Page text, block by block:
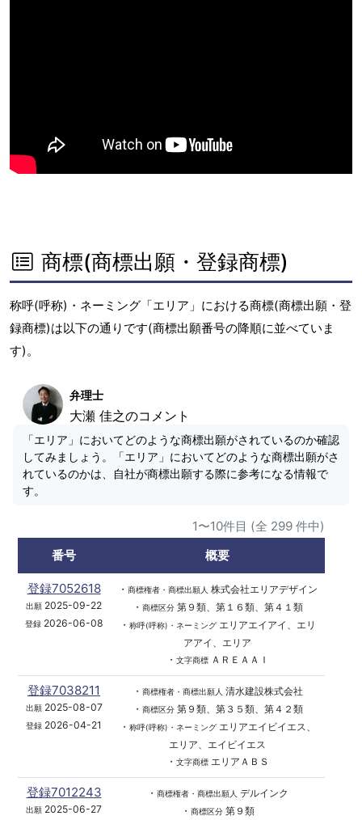
商標(商標出願・登録商標)
称呼(呼称)・ネーミング「エリア」における商標(商標出願・登
録商標)は以下の通りです(商標出願番号の降順に並べていま
す)。
弁理士
大瀬 佳之のコメント
「エリア」においてどのような商標出願がされているのか確認
してみましょう。「エリア」においてどのような商標出願がさ
れているのかは、自社が商標出願する際に参考になる情報で
す。
1〜10件目 (全 299 件中)
番号
概要
登録7052618
出願 2025-09-22
登録2026-06-08
・ 商標権者・商標出願人 株式会社エリアデザイン
・ 商標区分第９類、第１６類、第４１類
・ 称呼(呼称)・ネーミングエリアエイアイ、エリ
アアイ、エリア
・ 文字商標ＡＲＥＡＡＩ
登録7038211
出願2025-08-07
登録 2026-04-21
・ 商標権者・商標出願人 清水建設株式会社
・ 商標区分第９類、第３５類、第４２類
・ 称呼(呼称)・ネーミングエリアエイビイエス、
エリア、エイビイエス
・ 文字商標エリアＡＢＳ
登録7012243
出願 2025-06-27
・ 商標権者・商標出願人 デルインク
・ 商標区分第９類